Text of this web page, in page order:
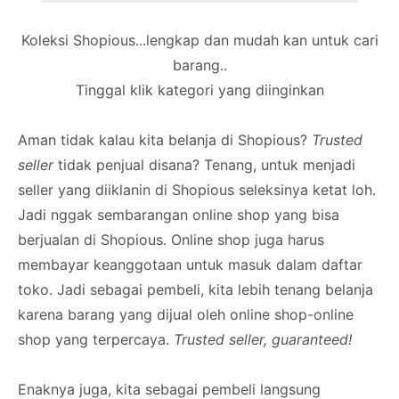
Koleksi Shopious...lengkap dan mudah kan untuk cari
barang..
Tinggal klik kategori yang diinginkan
Aman tidak kalau kita belanja di Shopious? Trusted
seller tidak penjual disana? Tenang, untuk menjadi
seller yang diiklanin di Shopious seleksinya ketat loh.
Jadi nggak sembarangan online shop yang bisa
berjualan di Shopious. Online shop juga harus
membayar keanggotaan untuk masuk dalam daftar
toko. Jadi sebagai pembeli, kita lebih tenang belanja
karena barang yang dijual oleh online shop-online
shop yang terpercaya. Trusted seller, guaranteed!
Enaknya juga, kita sebagai pembeli langsung